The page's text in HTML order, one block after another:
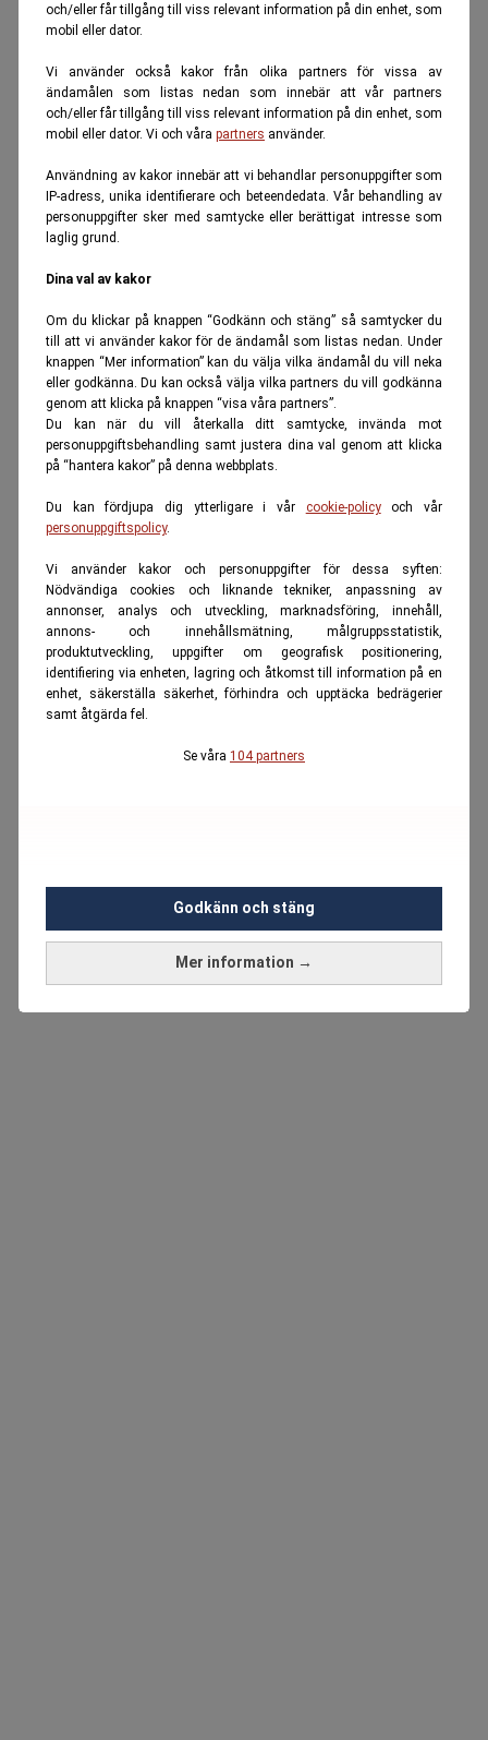
och/eller får tillgång till viss relevant information på din enhet, som
mobil eller dator.
Vi använder också kakor från olika partners för vissa av
ändamålen som listas nedan som innebär att vår partners
och/eller får tillgång till viss relevant information på din enhet, som
mobil eller dator. Vi och våra partners använder.
Användning av kakor innebär att vi behandlar personuppgifter som
IP-adress, unika identifierare och beteendedata. Vår behandling av
personuppgifter sker med samtycke eller berättigat intresse som
laglig grund.
Dina val av kakor
Om du klickar på knappen “Godkänn och stäng” så samtycker du
till att vi använder kakor för de ändamål som listas nedan. Under
knappen “Mer information” kan du välja vilka ändamål du vill neka
eller godkänna. Du kan också välja vilka partners du vill godkänna
genom att klicka på knappen “visa våra partners”.
Du kan när du vill återkalla ditt samtycke, invända mot
personuppgiftsbehandling samt justera dina val genom att klicka
på “hantera kakor” på denna webbplats.
Du kan fördjupa dig ytterligare i vår cookie-policyoch vår
personuppgiftspolicy.
Vi använder kakor och personuppgifter för dessa syften:
Nödvändiga cookies och liknande tekniker, anpassning av
annonser, analys och utveckling, marknadsföring, innehåll,
annons- och innehållsmätning, målgruppsstatistik,
produktutveckling, uppgifter om geografisk positionering,
identifiering via enheten, lagring och åtkomst till information på en
enhet, säkerställa säkerhet, förhindra och upptäcka bedrägerier
samt åtgärda fel.
Se våra 104 partners
Mer information →
Godkänn och stäng